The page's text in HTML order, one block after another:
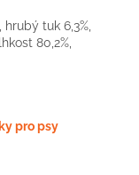
tuk 6,3%,
80,2%,
pro psy